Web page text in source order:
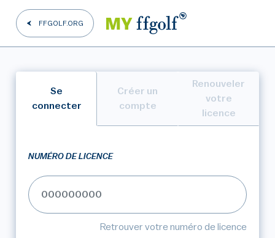
FFGOLF.ORG
Se
connecter
Créer un
compte
Renouveler
votre
licence
NUMÉRO DE LICENCE
Retrouver votre numéro de licence